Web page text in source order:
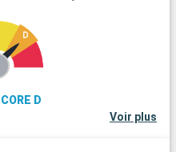
D
Voir plus